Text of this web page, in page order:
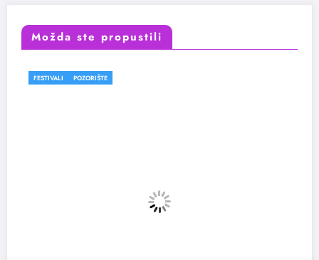
Možda ste propustili